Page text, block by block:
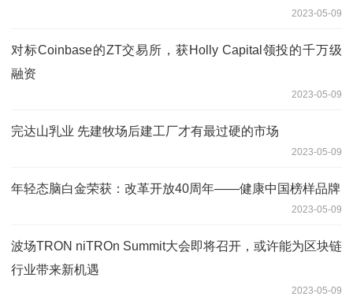
2023-05-09
对标Coinbase的ZT交易所，获Holly Capital领投的千万级
融资
2023-05-09
完达山乳业 先建牧场后建工厂才有最过硬的市场
2023-05-09
年轻态脑白金荣获：改革开放40周年——健康中国榜样品牌
2023-05-09
波场TRON niTROn Summit大会即将召开，或许能为区块链
行业带来新机遇
2023-05-09